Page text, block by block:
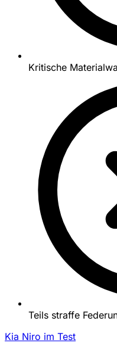
Kritische
Teils straffe
Kia Niro im Test